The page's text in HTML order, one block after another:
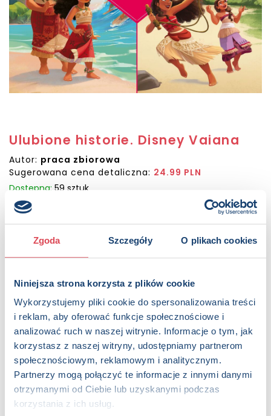
Zgoda Szczegóły O plikach cookies
Niniejsza strona korzysta z plików cookie
Wykorzystujemy pliki cookie do spersonalizowania treści
i reklam, aby oferować funkcje społecznościowe i
analizować ruch w naszej witrynie. Informacje o tym, jak
korzystasz z naszej witryny, udostępniamy partnerom
społecznościowym, reklamowym i analitycznym.
Partnerzy mogą połączyć te informacje z innymi danymi
otrzymanymi od Ciebie lub uzyskanymi podczas
korzystania z ich usług.
Ulubione historie. Disney Vaiana
Autor: praca zbiorowa
Sugerowana cena detaliczna: 24.99 PLN
Dostępna: 59 sztuk
KUP NA SWIATKSIAZKI.PL
OPIS
Zbiór opowieści, których nie znajdziesz w animacjach
kinowych. Część z nich przybliża wydarzenia z dzieciństwa
Vaiany, a inne rozgrywają się już po jej wyprawach na
ocean. Każda z historii skupia się na relacjach z najbliższymi:
babcią, rodzicami, ukochaną siostrą. Wszystko dzieje się na
Motunui – wyspie, na której bije serce opowieści.
Strony:128 , Format: 16,5x21 cm
ISBN:978-83-8424-054-0